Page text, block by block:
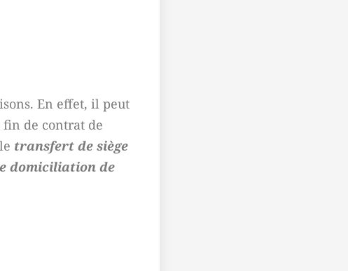
En effet, il peut
fin de contrat de
transfert de siège
domiciliation de